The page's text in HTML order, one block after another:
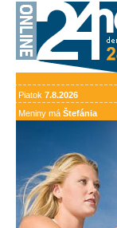
Piatok 7.8.2026
Meniny má Štefánia